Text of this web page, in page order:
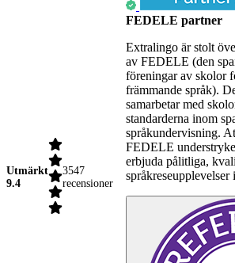
Utmärkt
9.4
3547
recensioner
FEDELE partner
Extralingo är stolt
av FEDELE (den
föreningar av skolor
främmande språk).
samarbetar med
standarderna inom
språkundervisning.
FEDELE
erbjuda pålitliga,
språkreseupplevelser